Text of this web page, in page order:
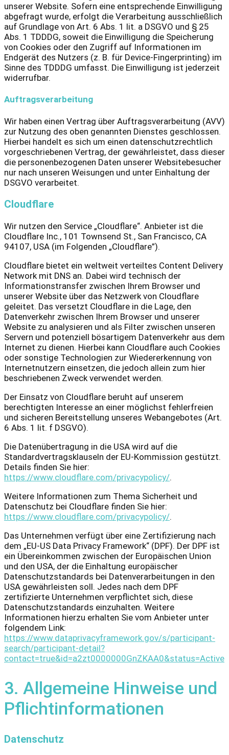
unserer Website. Sofern eine entsprechende Einwilligung
abgefragt wurde, erfolgt die Verarbeitung ausschließlich
auf Grundlage von Art. 6 Abs. 1 lit. a DSGVO und § 25
Abs. 1 TDDDG, soweit die Einwilligung die Speicherung
von Cookies oder den Zugriff auf Informationen im
Endgerät des Nutzers (z. B. für Device-Fingerprinting) im
Sinne des TDDDG umfasst. Die Einwilligung ist jederzeit
widerrufbar.
Auftragsverarbeitung
Wir haben einen Vertrag über Auftragsverarbeitung (AVV)
zur Nutzung des oben genannten Dienstes geschlossen.
Hierbei handelt es sich um einen datenschutzrechtlich
vorgeschriebenen Vertrag, der gewährleistet, dass dieser
die personenbezogenen Daten unserer Websitebesucher
nur nach unseren Weisungen und unter Einhaltung der
DSGVO verarbeitet.
Cloudflare
Wir nutzen den Service „Cloudflare“. Anbieter ist die
Cloudflare Inc., 101 Townsend St., San Francisco, CA
94107, USA (im Folgenden „Cloudflare”).
Cloudflare bietet ein weltweit verteiltes Content Delivery
Network mit DNS an. Dabei wird technisch der
Informationstransfer zwischen Ihrem Browser und
unserer Website über das Netzwerk von Cloudflare
geleitet. Das versetzt Cloudflare in die Lage, den
Datenverkehr zwischen Ihrem Browser und unserer
Website zu analysieren und als Filter zwischen unseren
Servern und potenziell bösartigem Datenverkehr aus dem
Internet zu dienen. Hierbei kann Cloudflare auch Cookies
oder sonstige Technologien zur Wiedererkennung von
Internetnutzern einsetzen, die jedoch allein zum hier
beschriebenen Zweck verwendet werden.
Der Einsatz von Cloudflare beruht auf unserem
berechtigten Interesse an einer möglichst fehlerfreien
und sicheren Bereitstellung unseres Webangebotes (Art.
6 Abs. 1 lit. f DSGVO).
Die Datenübertragung in die USA wird auf die
Standardvertragsklauseln der EU-Kommission gestützt.
Details finden Sie hier:
https://www.cloudflare.com/privacypolicy/.
Weitere Informationen zum Thema Sicherheit und
Datenschutz bei Cloudflare finden Sie hier:
https://www.cloudflare.com/privacypolicy/.
Das Unternehmen verfügt über eine Zertifizierung nach
dem „EU-US Data Privacy Framework“ (DPF). Der DPF ist
ein Übereinkommen zwischen der Europäischen Union
und den USA, der die Einhaltung europäischer
Datenschutzstandards bei Datenverarbeitungen in den
USA gewährleisten soll. Jedes nach dem DPF
zertifizierte Unternehmen verpflichtet sich, diese
Datenschutzstandards einzuhalten. Weitere
Informationen hierzu erhalten Sie vom Anbieter unter
folgendem Link:
https://www.dataprivacyframework.gov/s/participant-
search/participant-detail?
contact=true&id=a2zt0000000GnZKAA0&status=Active
3. Allgemeine Hinweise und
Pflicht­informationen
Datenschutz